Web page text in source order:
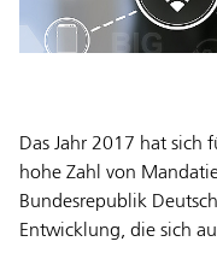
Das Jahr 2017 hat sich
hohe Zahl von
Bundesrepublik
Entwicklung, die sich